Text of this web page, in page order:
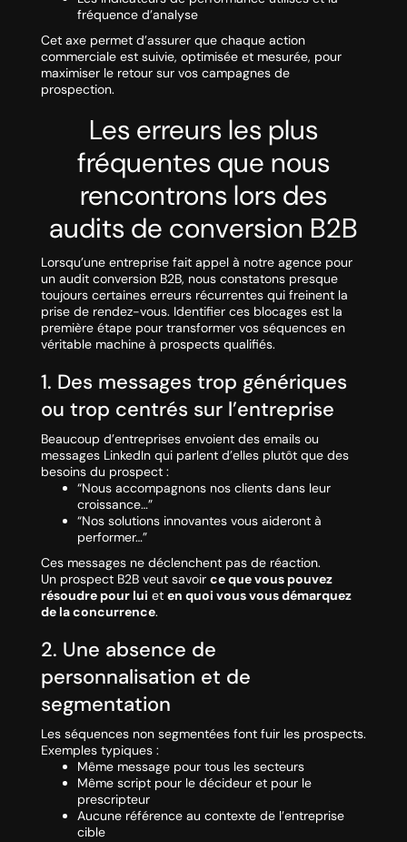
fréquence d’analyse
Cet axe permet d’assurer que chaque action
commerciale est suivie, optimisée et mesurée, pour
maximiser le retour sur vos campagnes de
prospection.
Les erreurs les plus
fréquentes que nous
rencontrons lors des
audits de conversion B2B
Lorsqu’une entreprise fait appel à notre agence pour
un audit conversion B2B, nous constatons presque
toujours certaines erreurs récurrentes qui freinent la
prise de rendez-vous. Identifier ces blocages est la
première étape pour transformer vos séquences en
véritable machine à prospects qualifiés.
1. Des messages trop génériques
ou trop centrés sur l’entreprise
Beaucoup d’entreprises envoient des emails ou
messages LinkedIn qui parlent d’elles plutôt que des
besoins du prospect :
“Nous accompagnons nos clients dans leur
croissance…”
“Nos solutions innovantes vous aideront à
performer…”
Ces messages ne déclenchent pas de réaction.
Un prospect B2B veut savoir ce que vous pouvez
résoudre pour lui et en quoi vous vous démarquez
de la concurrence.
2. Une absence de
personnalisation et de
segmentation
Les séquences non segmentées font fuir les prospects.
Exemples typiques :
Même message pour tous les secteurs
Même script pour le décideur et pour le
prescripteur
Aucune référence au contexte de l’entreprise
cible